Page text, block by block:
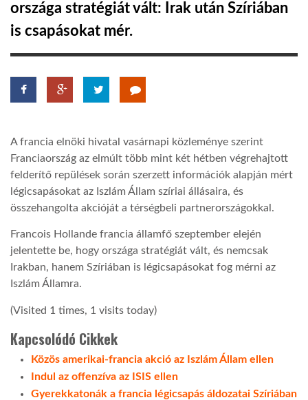
GLOBOZSARU
DOBRAVERO.HU
GLOBOBOOK
országa stratégiát vált: Irak után Szíriában
is csapásokat mér.
A francia elnöki hivatal vasárnapi közleménye szerint
Franciaország az elmúlt több mint két hétben végrehajtott
felderítő repülések során szerzett információk alapján mért
légicsapásokat az Iszlám Állam szíriai állásaira, és
összehangolta akcióját a térségbeli partnerországokkal.
Francois Hollande francia államfő szeptember elején
jelentette be, hogy országa stratégiát vált, és nemcsak
Irakban, hanem Szíriában is légicsapásokat fog mérni az
Iszlám Államra.
(Visited 1 times, 1 visits today)
Kapcsolódó Cikkek
Közös amerikai-francia akció az Iszlám Állam ellen
Indul az offenzíva az ISIS ellen
Gyerekkatonák a francia légicsapás áldozatai Szíriában